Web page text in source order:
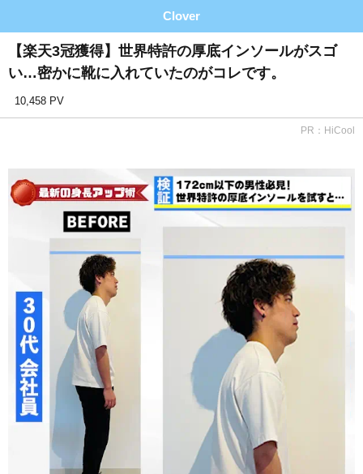
Clover
【楽天3冠獲得】世界特許の厚底インソールがスゴ
い…密かに靴に入れていたのがコレです。
10,458 PV
PR：HiCool